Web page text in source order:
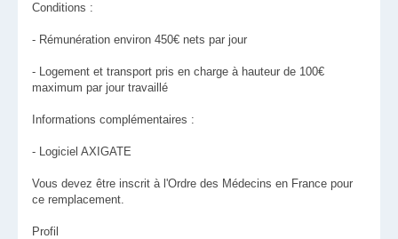
Conditions :
- Rémunération environ 450€ nets par jour
- Logement et transport pris en charge à hauteur de 100€
maximum par jour travaillé
Informations complémentaires :
- Logiciel AXIGATE
Vous devez être inscrit à l'Ordre des Médecins en France pour
ce remplacement.
Profil